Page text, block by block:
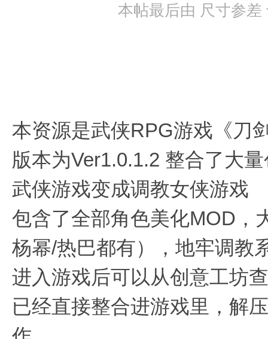
本帖最后由 尺寸参差
本资源是武侠RPG游戏《刀
版本为Ver1.0.1.2 整合了大
武侠游戏变成调教女侠游戏
包含了全部角色美化MOD，
杨幂/热巴都有），地牢调教
进入游戏后可以从创意工坊
已经直接整合进游戏里，解